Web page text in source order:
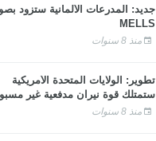
جديد: المدرعات الألمانية ستزود
MELLS
منذ 8 سنوات
تطوير: الولايات المتحدة الأمريكية
ستمتلك قوة نيران مدفعية غير
منذ 8 سنوات